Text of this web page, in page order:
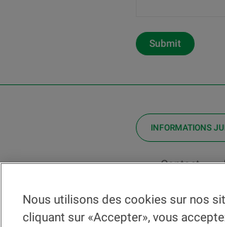
Submit
INFORMATIONS
Contact
Veuillez
Les informations et/
Nous utilisons des cookies sur nos
cliquant sur «Accepter», vous